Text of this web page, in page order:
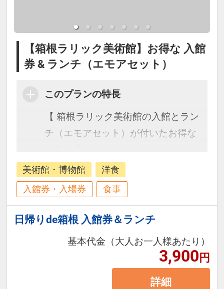
【箱根ラリック美術館】お得な 入館
券 & ランチ（エモアセット）
このプランの特長
【 箱根ラリック美術館の入館とラン
チ（エモアセット）が付いたお得な
プラン 】
美術館・博物館
洋食
入館券・入場券
食事
日帰りde箱根 入館券＆ランチ
基本代金（大人お一人様あたり）
3,900円
詳細